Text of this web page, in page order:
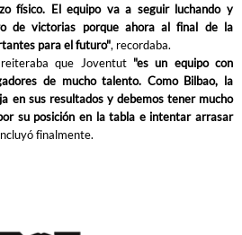
físico. El equipo va a seguir luchando y
de victorias porque ahora al final de la
para el futuro", recordaba.
que Joventut "es un equipo con
de mucho talento. Como Bilbao, la
en sus resultados y debemos tener mucho
su posición en la tabla e intentar arrasar
finalmente.